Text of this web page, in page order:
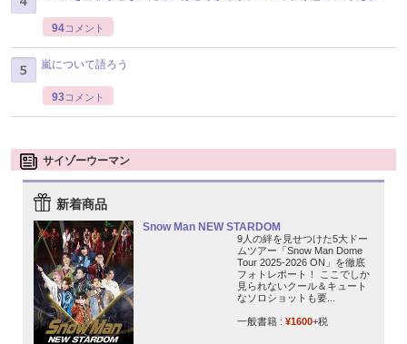
94コメント
嵐について語ろう
93コメント
サイゾーウーマン
新着商品
Snow Man NEW STARDOM
9人の絆を見せつけた5大ドー
ムツアー「Snow Man Dome
Tour 2025-2026 ON」を徹底
フォトレポート！ ここでしか
見られないクール＆キュート
なソロショットも要...
一般書籍 : ¥1600+税